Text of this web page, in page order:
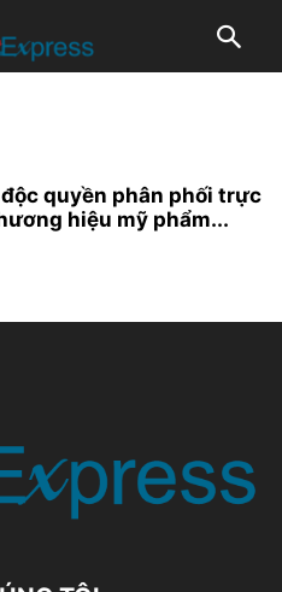
quyền phân phối trực
hiệu mỹ phẩm...